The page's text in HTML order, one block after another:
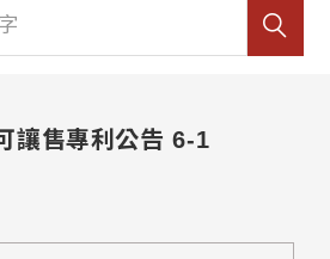
讓售專利公告 6-1